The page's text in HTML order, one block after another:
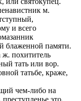
м.
и всего
блаженной памяти.
ж. похититель
тать или вор.
татьбе, краже,
чем-либо на